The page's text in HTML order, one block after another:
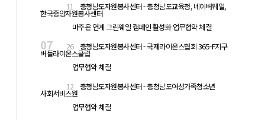
11 충청남도자원봉사센터 - 충청남도교육청, 네이버웨일,
한국중앙자원봉사센터
마주온 연계 그린웨일 캠페인 활성화 업무협약 체결
07 26 충청남도자원봉사센터 - 국제라이온스협회 365-F지구
버들라이온스클럽
업무협약 체결
12 충청남도자원봉사센터 - 충청남도여성가족청소년
사회서비스원
업무협약 체결